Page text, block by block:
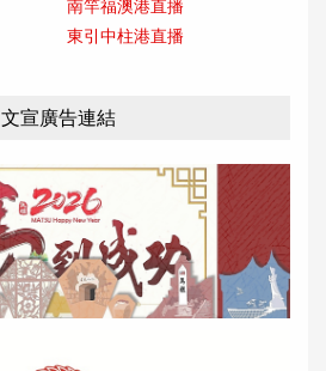
南竿福澳港直播
東引中柱港直播
文宣廣告連結